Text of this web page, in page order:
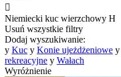

Niemiecki kuc wierzchowy H
Usuń wszystkie filtry
Dodaj wyszukiwanie:
y Kuc y Konie ujeżdżeniowe y
rekreacyjne y Wałach
Wyróżnienie